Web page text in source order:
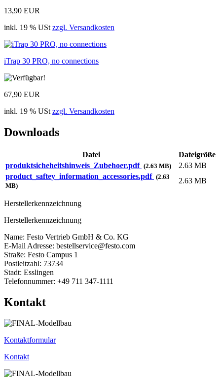
13,90 EUR
inkl. 19 % USt zzgl. Versandkosten
iTrap 30 PRO, no connections
67,90 EUR
inkl. 19 % USt zzgl. Versandkosten
Downloads
Datei
Dateigröße
produktsicheheitshinweis_Zubehoer.pdf (2.63 MB)
2.63 MB
product_saftey_information_accessories.pdf (2.63
MB)
2.63 MB
Herstellerkennzeichnung
Herstellerkennzeichnung
Name: Festo Vertrieb GmbH & Co. KG
E-Mail Adresse: bestellservice@festo.com
Straße: Festo Campus 1
Postleitzahl: 73734
Stadt: Esslingen
Telefonnummer: +49 711 347-1111
Kontakt
Kontaktformular
Kontakt